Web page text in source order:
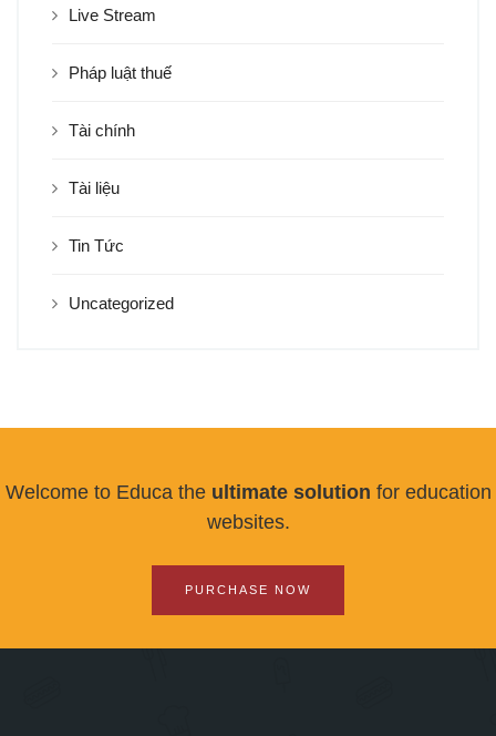
Live Stream
Pháp luật thuế
Tài chính
Tài liệu
Tin Tức
Uncategorized
Welcome to Educa the ultimate solution for education
websites.
PURCHASE NOW